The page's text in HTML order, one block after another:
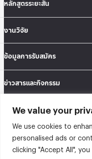
We value your
We use cookies to
personalised ads or
clicking "Accept All",
หลักสูตรระยะสั้น
งานวิจัย
ข้อมูลการรับสมัคร
ข่าวสารและกิจกรรม
คณะสถิติประยุกต์ อาคารนวมินทรา
Tel: 02-727-3035-40
Fax: 02-374-4061